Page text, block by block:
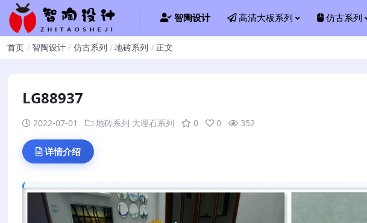
智陶设计 高清大板系列 仿古系列
首页 智陶设计 仿古系列 地砖系列 正文
LG88937
2022-07-01 地砖系列 大理石系列 0 0 352
详情介绍